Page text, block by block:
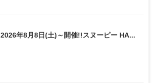
2026年8月8日(土)～開催!!スヌーピー HA...